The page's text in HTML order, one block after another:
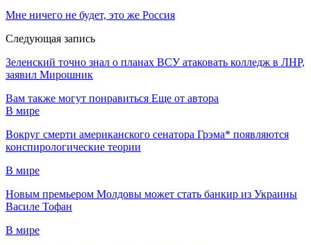
Мне ничего не будет, это же Россия
Следующая запись
Зеленский точно знал о планах ВСУ атаковать колледж в ЛНР,
заявил Мирошник
Вам также могут понравиться Еще от автора
В мире
Вокруг смерти американского сенатора Грэма* появляются
конспирологические теории
В мире
Новым премьером Молдовы может стать банкир из Украины
Василе Тофан
В мире